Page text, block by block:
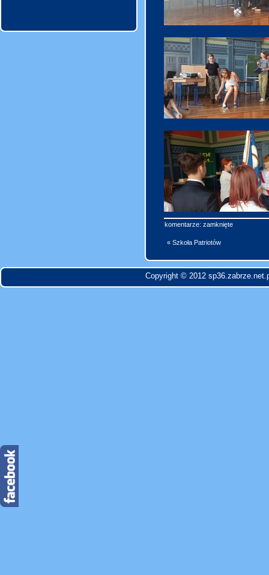
komentarze: zamknięte
« Szkoła Patriotów
Copyright © 2012